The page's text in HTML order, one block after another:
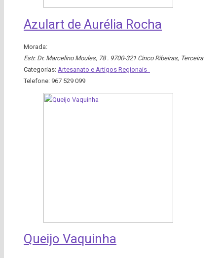
Azulart de Aurélia Rocha
Morada:
Estr. Dr. Marcelino Moules, 78 . 9700-321 Cinco Ribeiras, Terceira
Categorias: Artesanato e Artigos Regionais
Telefone: 967 529 099
Queijo Vaquinha